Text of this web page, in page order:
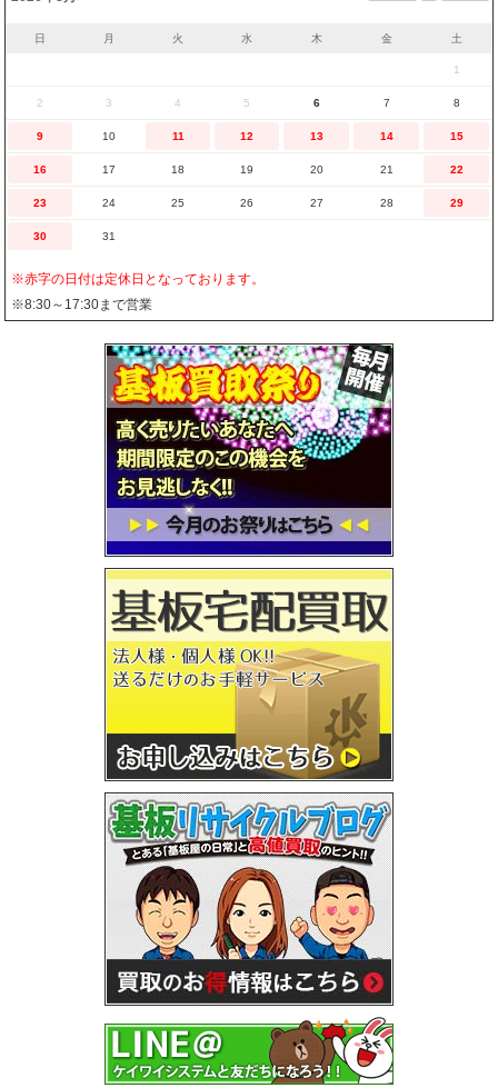
日 月 火 水 木 金 土
1
2 3 4 5 6 7 8
9 10 11 12 13 14 15
16 17 18 19 20 21 22
23 24 25 26 27 28 29
30 31
※赤字の日付は定休日となっております。
※8:30～17:30まで営業